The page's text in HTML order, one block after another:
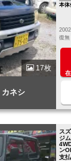
17枚
カネシ
本体
復無 |
ス
ジ
ン
支